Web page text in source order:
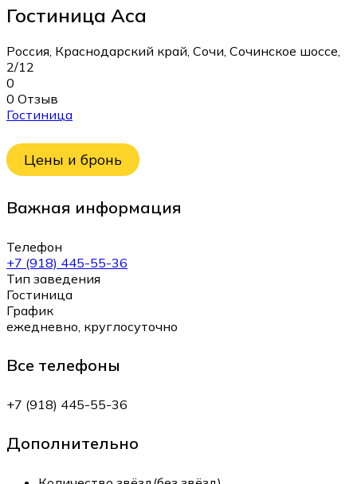
Гостиница Аса
Россия, Краснодарский край, Сочи, Сочинское шоссе,
2/12
0
0 Отзыв
Гостиница
Цены и бронь
Важная информация
Телефон
+7 (918) 445-55-36
Тип заведения
Гостиница
График
ежедневно, круглосуточно
Все телефоны
+7 (918) 445-55-36
Дополнительно